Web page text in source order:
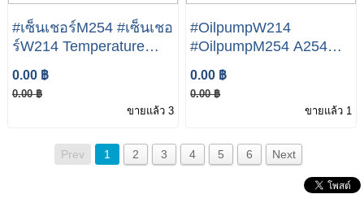
#เซ็นเชอร์M254 #เซ็นเชอ
ร์W214 Temperature
sensor A000 905 23 15
Mercedes-Benz E Class
E300 E350e
0.00 ฿
0.00 ฿
ขายแล้ว 3
#OilpumpW214
#OilpumpM254 A254
180 03 00 0 Mercedes-
Benz E Class E300
E350e
0.00 ฿
0.00 ฿
ขายแล้ว 1
Prev 1 2 3 4 5 6 Next